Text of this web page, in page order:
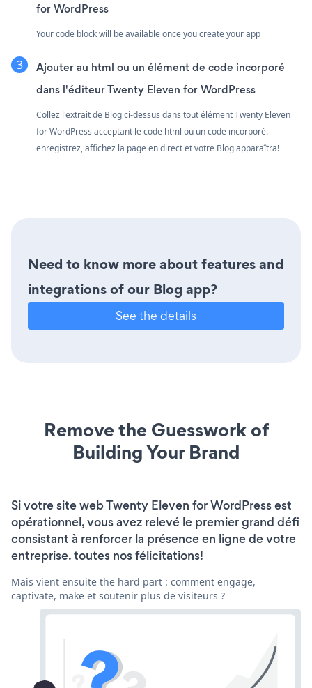
for WordPress
Your code block will be available once you create your app
Ajouter au html ou un élément de code incorporé
dans l'éditeur Twenty Eleven for WordPress
Collez l'extrait de Blog ci-dessus dans tout élément Twenty Eleven
for WordPress acceptant le code html ou un code incorporé.
enregistrez, affichez la page en direct et votre Blog apparaîtra!
Need to know more about features and
integrations of our Blog app?
See the details
Remove the Guesswork of
Building Your Brand
Si votre site web Twenty Eleven for WordPress est
opérationnel, vous avez relevé le premier grand défi
consistant à renforcer la présence en ligne de votre
entreprise. toutes nos félicitations!
Mais vient ensuite the hard part : comment engage,
captivate, make et soutenir plus de visiteurs ?